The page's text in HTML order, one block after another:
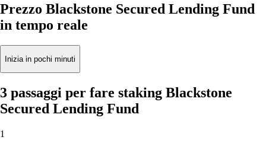
Prezzo Blackstone Secured Lending Fund
in tempo reale
Inizia in pochi minuti
3 passaggi per fare staking Blackstone
Secured Lending Fund
1